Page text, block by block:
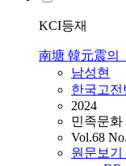
KCI등재
南塘 韓元震의
남성현
한국고전
2024
민족문화
Vol.68
원문보기